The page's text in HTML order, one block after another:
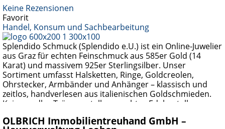
Keine Rezensionen
Favorit
Handel, Konsum und Sachbearbeitung
Splendido Schmuck (Splendido e.U.) ist ein Online-Juwelier
aus Graz für echten Feinschmuck aus 585er Gold (14
Karat) und massivem 925er Sterlingsilber. Unser
Sortiment umfasst Halsketten, Ringe, Goldcreolen,
Ohrstecker, Armbänder und Anhänger – klassisch und
zeitlos, handverlesen aus italienischen Goldschmieden.
Kein unedles Trägermetall, nur echtes Edelmetall.
Brautschmuck. Kostenloser Versand und kostenloser
OLBRICH Immobilientreuhand GmbH –